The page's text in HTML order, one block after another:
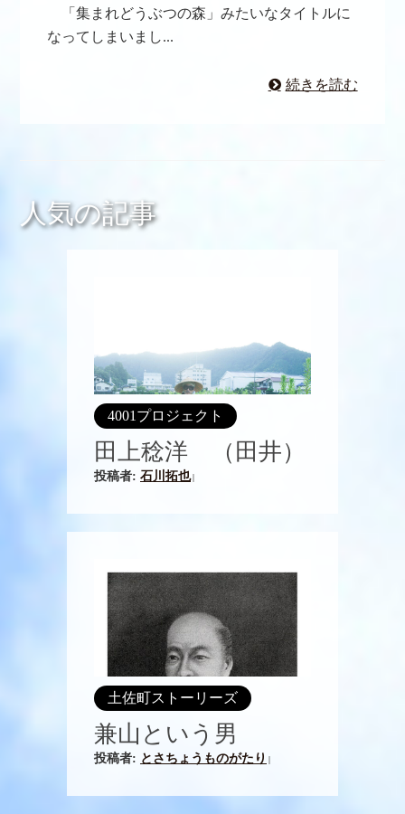
「集まれどうぶつの森」みたいなタイトルに
なってしまいまし...
続きを読む
人気の記事
4001プロジェクト
田上稔洋 （田井）
投稿者: 石川拓也|
土佐町ストーリーズ
兼山という男
投稿者: とさちょうものがたり